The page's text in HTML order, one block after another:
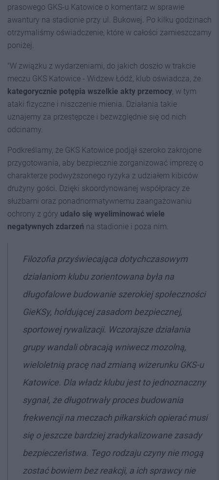
prasowego GKS-u Katowice o komentarz w sprawie
awantury na stadionie przy ul. Bukowej. Po kilku godzinach
otrzymaliśmy oświadczenie, które w całości zamieszczamy
poniżej.
"W związku z wydarzeniami, do jakich doszło w trakcie
meczu GKS Katowice - Widzew Łódź, klub oświadcza, że
kategorycznie potępia wszelkie akty przemocy , w tym
ataki fizyczne i niszczenie mienia. Działania takie
uznajemy za przestępcze i bezwzględnie się od nich
odcinamy.
Podkreślamy, że GKS Katowice podjął szeroko zakrojone
przygotowania, aby bezpiecznie zorganizować imprezę o
charakterze podwyższonego ryzyka z udziałem kibiców
drużyny gości. Dzięki skoordynowanej współpracy ze
służbami oraz ponadnormatywnemu zaangażowaniu
ochrony z góry udało się wyeliminować wiele
negatywnych zdarzeń na stadionie i poza nim.
Filozofia przyświecająca dotychczasowym
działaniom klubu zorientowana była na
długofalowe budowanie szerokiej społeczności
GieKSy, hołdującej zasadom bezpiecznej,
sportowej rywalizacji. Wczorajsze działania
grupy wandali obracają wniwecz mozolną,
wieloletnią pracę nad zmianą wizerunku GKS-u
Katowice. Dla władz klubu jest to jednoznaczny
sygnał, że długotrwały proces budowania
frekwencji na meczach piłkarskich opierać musi
się o jeszcze bardziej zradykalizowane zasady
bezpieczeństwa. Tego rodzaju czyny nie mogą
zostać bowiem bez reakcji, a ich sprawcy nie